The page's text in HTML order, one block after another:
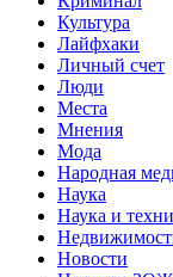
Культура
Лайфхаки
Личный счет
Люди
Места
Мнения
Мода
Народная
Наука
Наука и
Новости